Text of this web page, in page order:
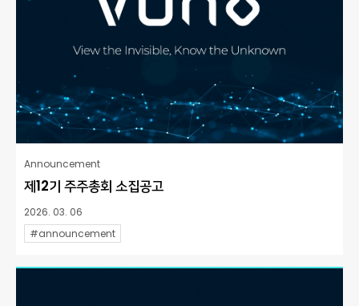
Announcement
제12기 주주총회 소집공고
2026. 03. 06
#announcement